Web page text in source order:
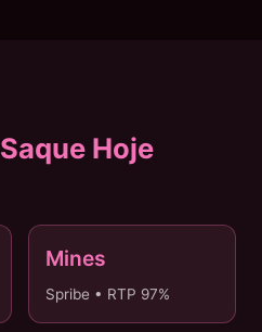
Saque Hoje
Mines
Spribe • RTP 97%